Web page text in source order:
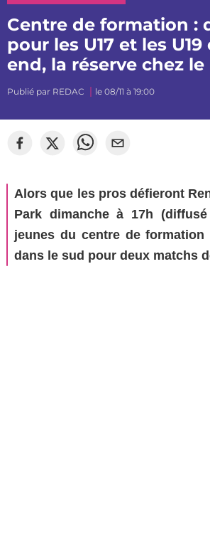
Centre de formation :
pour les U17 et les
end, la réserve chez
Publié par REDAC le 08/11 à 19:00
Alors que les pros défieront
Park dimanche à 17h
jeunes du centre de formation
dans le sud pour deux matchs